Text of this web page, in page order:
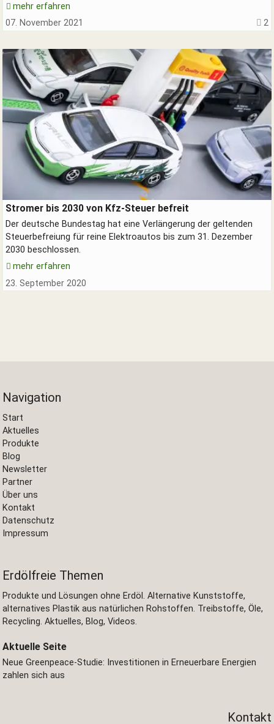
mehr erfahren
07. November 2021
2
Elektroautos an der Stromtankstelle
Stromer bis 2030 von Kfz-Steuer befreit
Der deutsche Bundestag hat eine Verlängerung der geltenden
Steuerbefreiung für reine Elektroautos bis zum 31. Dezember
2030 beschlossen.
mehr erfahren
23. September 2020
Navigation
Start
Aktuelles
Produkte
Blog
Newsletter
Partner
Über uns
Kontakt
Datenschutz
Impressum
Erdölfreie Themen
Produkte und Lösungen ohne Erdöl. Alternative Kunststoffe,
alternatives Plastik aus natürlichen Rohstoffen. Treibstoffe, Öle,
Recycling. Aktuelles, Blog, Videos.
Aktuelle Seite
Neue Greenpeace-Studie: Investitionen in Erneuerbare Energien
zahlen sich aus
Kontakt